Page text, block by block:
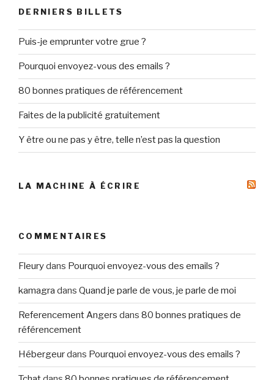
DERNIERS BILLETS
Puis-je emprunter votre grue ?
Pourquoi envoyez-vous des emails ?
80 bonnes pratiques de référencement
Faites de la publicité gratuitement
Y être ou ne pas y être, telle n’est pas la question
LA MACHINE À ÉCRIRE
COMMENTAIRES
Fleurydans Pourquoi envoyez-vous des emails ?
kamagra dans Quand je parle de vous, je parle de moi
Referencement Angers dans 80 bonnes pratiques de
référencement
Hébergeurdans Pourquoi envoyez-vous des emails ?